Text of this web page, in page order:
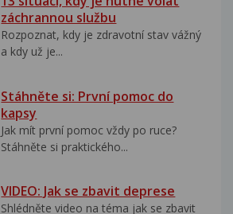
záchrannou službu
Rozpoznat, kdy je zdravotní stav vážný
a kdy už je...
Stáhněte si: První pomoc do
kapsy
Jak mít první pomoc vždy po ruce?
Stáhněte si praktického...
VIDEO: Jak se zbavit deprese
Shlédněte video na téma jak se zbavit